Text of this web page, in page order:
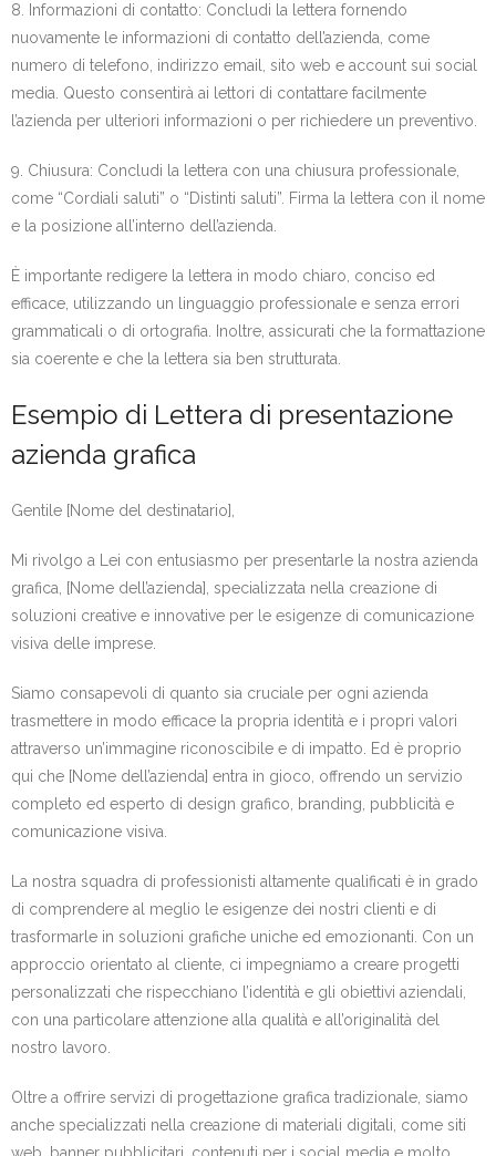
8. Informazioni di contatto: Concludi la lettera fornendo
nuovamente le informazioni di contatto dell’azienda, come
numero di telefono, indirizzo email, sito web e account sui social
media. Questo consentirà ai lettori di contattare facilmente
l’azienda per ulteriori informazioni o per richiedere un preventivo.
9. Chiusura: Concludi la lettera con una chiusura professionale,
come “Cordiali saluti” o “Distinti saluti”. Firma la lettera con il nome
e la posizione all’interno dell’azienda.
È importante redigere la lettera in modo chiaro, conciso ed
efficace, utilizzando un linguaggio professionale e senza errori
grammaticali o di ortografia. Inoltre, assicurati che la formattazione
sia coerente e che la lettera sia ben strutturata.
Esempio di Lettera di presentazione
azienda grafica
Gentile [Nome del destinatario],
Mi rivolgo a Lei con entusiasmo per presentarle la nostra azienda
grafica, [Nome dell’azienda], specializzata nella creazione di
soluzioni creative e innovative per le esigenze di comunicazione
visiva delle imprese.
Siamo consapevoli di quanto sia cruciale per ogni azienda
trasmettere in modo efficace la propria identità e i propri valori
attraverso un’immagine riconoscibile e di impatto. Ed è proprio
qui che [Nome dell’azienda] entra in gioco, offrendo un servizio
completo ed esperto di design grafico, branding, pubblicità e
comunicazione visiva.
La nostra squadra di professionisti altamente qualificati è in grado
di comprendere al meglio le esigenze dei nostri clienti e di
trasformarle in soluzioni grafiche uniche ed emozionanti. Con un
approccio orientato al cliente, ci impegniamo a creare progetti
personalizzati che rispecchiano l’identità e gli obiettivi aziendali,
con una particolare attenzione alla qualità e all’originalità del
nostro lavoro.
Oltre a offrire servizi di progettazione grafica tradizionale, siamo
anche specializzati nella creazione di materiali digitali, come siti
web, banner pubblicitari, contenuti per i social media e molto